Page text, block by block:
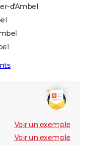
d'Ambel
Voir un exemple
Voir un exemple